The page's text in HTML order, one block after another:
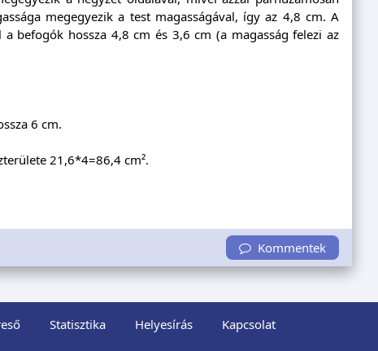
megegyezik a test magasságával, így az 4,8 cm. A
befogók hossza 4,8 cm és 3,6 cm (a magasság felezi az
6 cm.
21,6*4=86,4 cm².
Kommentek
Statisztika Helyesírás Kapcsolat